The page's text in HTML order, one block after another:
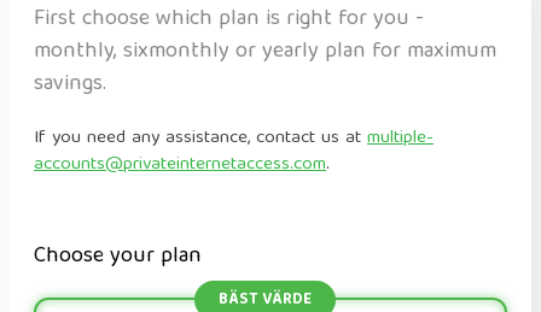
First choose which plan is right for you -
monthly, sixmonthly or yearly plan for maximum
savings.
If you need any assistance, contact us atmultiple-
accounts@privateinternetaccess.com.
Choose your plan